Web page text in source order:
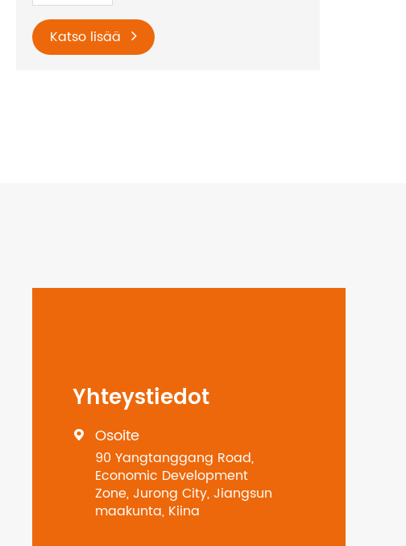
Katso lisää
Yhteystiedot
 Osoite
90 Yangtanggang Road,
Economic Development
Zone, Jurong City, Jiangsun
maakunta, Kiina